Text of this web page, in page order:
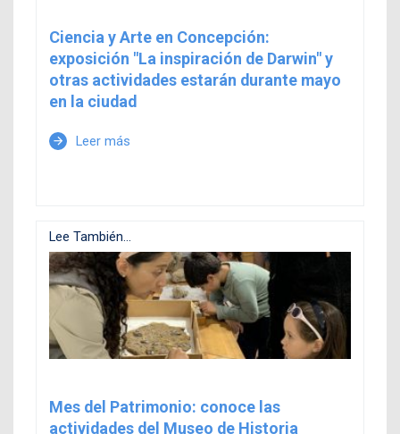
Ciencia y Arte en Concepción:
exposición "La inspiración de Darwin" y
otras actividades estarán durante mayo
en la ciudad
arrow_forward Leer más
Lee También...
Mes del Patrimonio: conoce las
actividades del Museo de Historia